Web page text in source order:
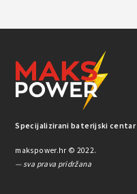
Specijalizirani baterijski centar
makspower.hr © 2022.
— sva prava pridržana